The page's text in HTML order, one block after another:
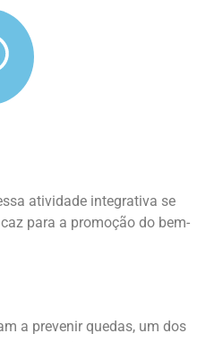
atividade integrativa se
para a promoção do bem-
a prevenir quedas, um dos